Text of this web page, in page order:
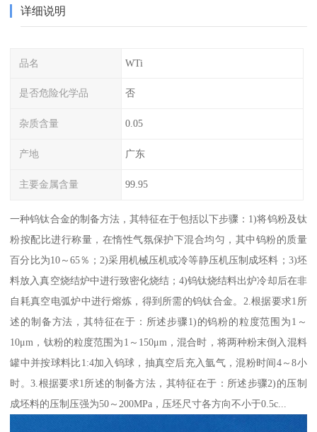
详细说明
品名 WTi
是否危险化学品 否
杂质含量 0.05
产地 广东
主要金属含量 99.95
一种钨钛合金的制备方法，其特征在于包括以下步骤：1)将钨粉及钛
粉按配比进行称量，在惰性气氛保护下混合均匀，其中钨粉的质量
百分比为10～65％；2)采用机械压机或冷等静压机压制成坯料；3)坯
料放入真空烧结炉中进行致密化烧结；4)钨钛烧结料出炉冷却后在非
自耗真空电弧炉中进行熔炼，得到所需的钨钛合金。2.根据要求1所
述的制备方法，其特征在于：所述步骤1)的钨粉的粒度范围为1～
10μm，钛粉的粒度范围为1～150μm，混合时，将两种粉末倒入混料
罐中并按球料比1:4加入钨球，抽真空后充入氩气，混粉时间4～8小
时。3.根据要求1所述的制备方法，其特征在于：所述步骤2)的压制
成坯料的压制压强为50～200MPa，压坯尺寸各方向不小于0.5c...